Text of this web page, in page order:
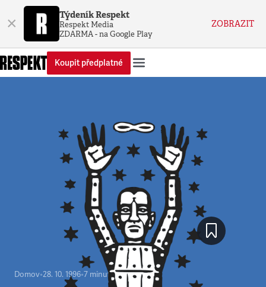
× Týdeník Respekt
Respekt Media
ZDARMA - na Google Play
ZOBRAZIT
Koupit předplatné
Domov•28. 10. 1996•7 minut